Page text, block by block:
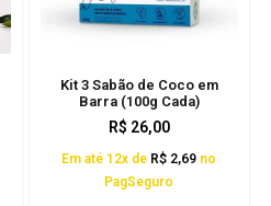
Kit 3 Sabão de Coco em
Barra (100g Cada)
R$ 26,00
Em até 12x de R$ 2,69 no
PagSeguro